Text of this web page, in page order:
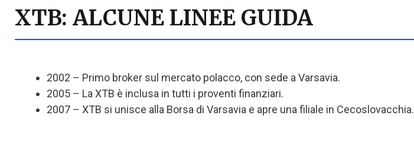
XTB: ALCUNE LINEE GUIDA
2002 – Primo broker sul mercato polacco, con sede a Varsavia.
2005 – La XTB è inclusa in tutti i proventi finanziari.
2007 – XTB si unisce alla Borsa di Varsavia e apre una filiale in Cecoslovacchia.